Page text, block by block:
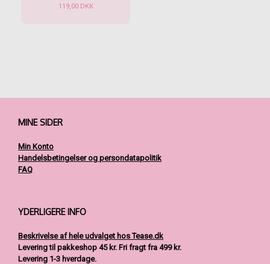
119,00 DKK
vælges
MINE SIDER
Min Konto
Handelsbetingelser og persondatapolitik
FAQ
YDERLIGERE INFO
Beskrivelse af hele udvalget hos Tease.dk
Levering til pakkeshop 45 kr. Fri fragt fra 499 kr.
Levering 1-3 hverdage.